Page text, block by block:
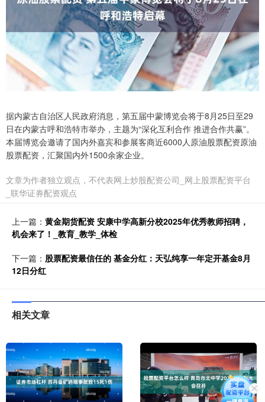
据内蒙古自治区人民政府消息，第五届中蒙博览会将于8月25日至29
日在内蒙古呼和浩特市举办，主题为“深化互利合作 推进合作共赢”。
本届博览会邀请了国内外嘉宾和参展客商近6000人原油股票配资原油
股票配资，汇聚国内外1500余家企业。
文章为作者独立观点，不代表网上炒股配资公司_网上股票配资平台
_联华证券配资观点
上一篇： 黄金期货配资 安康中学高新分校2025年优秀教师招聘，
机会来了！_教育_教学_体检
下一篇： 股票配资最信任的 基金分红：天弘纯享一年定开基金8月
12日分红
相关文章